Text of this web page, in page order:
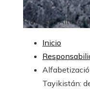
Francisco Alteiro
Inicio
Tayikistán: